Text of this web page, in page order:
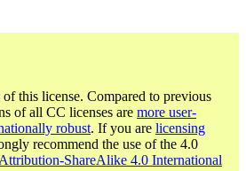
this license. Compared to previous
of all CC licenses are more user-
robust. If you are licensing
recommend the use of the 4.0
ShareAlike 4.0 International